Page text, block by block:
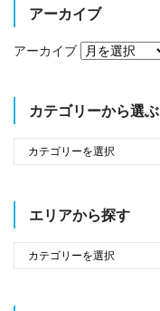
アーカイブ
アーカイブ
カテゴリーから選ぶ
エリアから探す